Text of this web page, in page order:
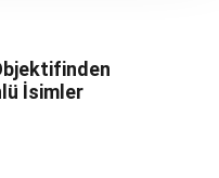
İsimler